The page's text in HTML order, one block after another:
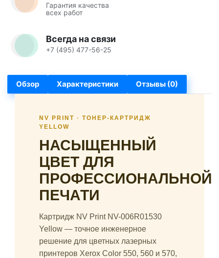
Гарантия качества
всех работ
Всегда на связи
+7 (495) 477-56-25
Обзор Характеристики Отзывы (0)
NV PRINT · ТОНЕР-КАРТРИДЖ
YELLOW
НАСЫЩЕННЫЙ
ЦВЕТ ДЛЯ
ПРОФЕССИОНАЛЬНОЙ
ПЕЧАТИ
Картридж NV Print NV-006R01530
Yellow — точное инженерное
решение для цветных лазерных
принтеров Xerox Color 550, 560 и 570,